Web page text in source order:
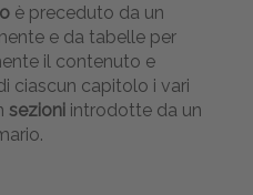
è preceduto da un
e da tabelle per
il contenuto e
ciascun capitolo i vari
sezioni introdotte da un